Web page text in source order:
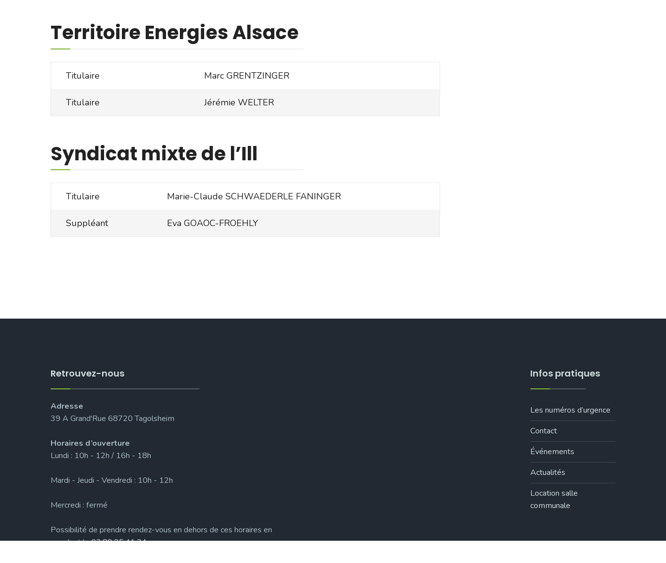
Territoire Energies Alsace
Titulaire Marc GRENTZINGER
Titulaire Jérémie WELTER
Syndicat mixte de l’Ill
Titulaire Marie-Claude SCHWAEDERLE FANINGER
Suppléant Eva GOAOC-FROEHLY
Retrouvez-nous
Adresse
39 A Grand'Rue 68720 Tagolsheim
Horaires d’ouverture
Lundi : 10h - 12h / 16h - 18h
Mardi - Jeudi - Vendredi : 10h - 12h
Mercredi : fermé
Possibilité de prendre rendez-vous en dehors de ces horaires en
appelant le03.89.25.41.34
Infos pratiques
Les numéros d’urgence
Contact
Événements
Actualités
Location salle
communale